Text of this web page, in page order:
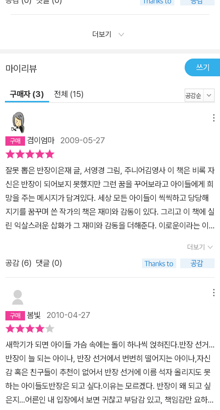
더보기
마이리뷰 쓰기
구매자 (3) 전체 (15)
겸이엄마 2009-05-27
잘못 뽑은 반장이은재 글, 서영경 그림, 주니어김영사 이 책은 비록 자
신은 반장이 되어보지 못했지만 그런 꿈을 꾸어보라고 아이들에게 희
망을 주는 메시지가 담겨있다. 세상 모든 아이들이 씩씩하고 당당해
지기를 꿈꾸며 쓴 작가의 책은 재미와 감동이 있다. 그리고 이 책에 실
린 익살스러운 삽화가 그 재미와 감동을 더해준다. 이로운이라는 이
러기였다. 그래서 선생님들도 친구들도 그를 좋아하지 않았다. 2학기
가 되어서도 달라질 것이 없던 로운이는 제일 친한 친구 대광이의 제
안에 반장선거에 나가게 된다. 엄마도 그리 달가워하지 않았던 반장
선거에서 8표를 얻어 반장이 된다. 그러면서 로운이의 일상에 변화가
생긴다.
하지 않았다. 로운이 역시 반장으로서의 역할에 충실하지 않고 부반
장 백희에게만 일을 시켰다. 그러던 어느 날 장애를 가진 쌍둥이 누나
가 장애학교에서 좋아하는 반장에 대한 이야기를 듣고 자신도 그렇게
하면 친구들이 좋아해 줄 것이라 생각하고 조금씩 변하기 시작한다.
“나는 날마다 무거운 바윗돌을 가슴에 올려놓은 기분으로 학교에 갔
다”라고 말했던 로운이에게 기분 좋은 변화가 생겼다. “요즘만 같으
면 일요일에도 학교에 나올 수 있을 것 같았다”라고 말할 정도로 변했
더보기
공감 (6) 댓글 (0)
봄빛 2010-04-27
새학기가 되면 아이들 가슴 속에는 돌이 하나씩 얹혀진다.반장 선거...
반장이 늘 되는 아이나, 반장 선거에서 번번히 떨어지는 아이나,자신
감 혹은 친구들이 추천이 없어서 반장 선거에 이름 석자 올리지도 못
하는 아이들도반장은 되고 싶다.이유는 모르겠다. 반장이 왜 되고 싶
은지...어른인 내 입장에서 보면 귀찮고 부담감 있고, 책임감만 요하는